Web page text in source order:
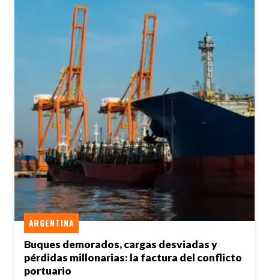
Buques demorados, cargas desviadas y
pérdidas millonarias: la factura del conflicto
portuario
ARGENTINA